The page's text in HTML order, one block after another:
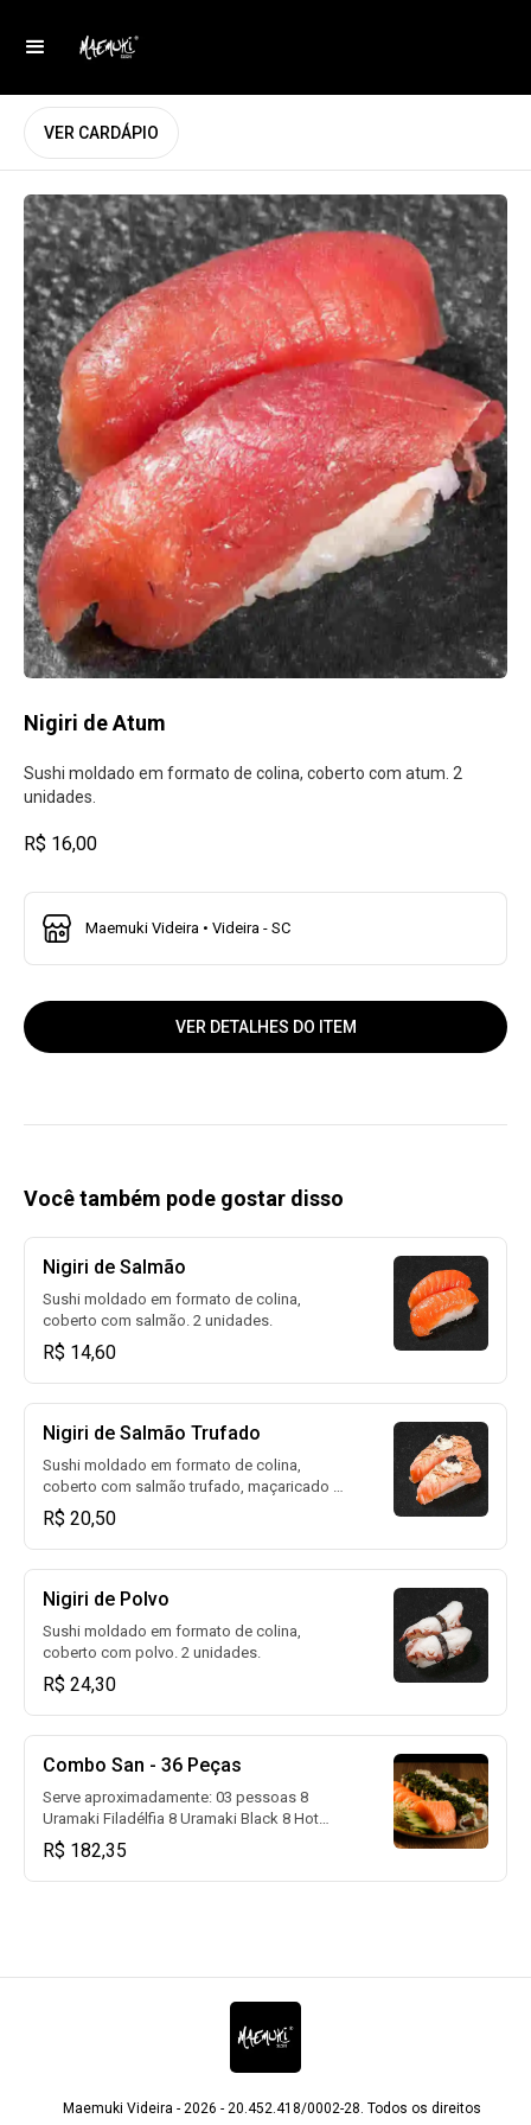
VER CARDÁPIO
Nigiri de Atum
Sushi moldado em formato de colina, coberto com atum. 2
unidades.
R$ 16,00
Maemuki Videira • Videira - SC
VER DETALHES DO ITEM
Você também pode gostar disso
Nigiri de Salmão
Sushi moldado em formato de colina,
coberto com salmão. 2 unidades.
R$ 14,60
Nigiri de Salmão Trufado
Sushi moldado em formato de colina,
coberto com salmão trufado, maçaricado e
finalizado com ovas de masago. 2
unidades.
R$ 20,50
Nigiri de Polvo
Sushi moldado em formato de colina,
coberto com polvo. 2 unidades.
R$ 24,30
Combo San - 36 Peças
Serve aproximadamente: 03 pessoas 8
Uramaki Filadélfia 8 Uramaki Black 8 Hot
Black 6 Nigiris de salmão 6 Sashimis de
salmão.
R$ 182,35
Maemuki Videira - 2026 - 20.452.418/0002-28. Todos os direitos